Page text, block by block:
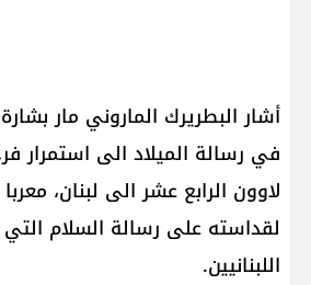
أشار البطريرك الماروني ​مار
في رسالة الميلاد الى استمرار فرح
لاوون الرابع عشر​ الى لبنان،
لقداسته على رسالة السلام
اللبنانيين.